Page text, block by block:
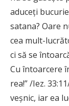
aduceți
satana? Oare
cea mult-
ci să se
Cu întoarcere
rea!” /Iez.
veșnic, iar ea